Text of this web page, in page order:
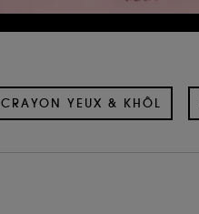
CRAYON YEUX & KHÔL